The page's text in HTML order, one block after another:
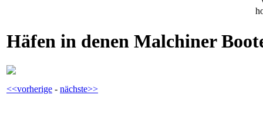
Häfen in denen Malchiner
<<vorherige - nächste>>